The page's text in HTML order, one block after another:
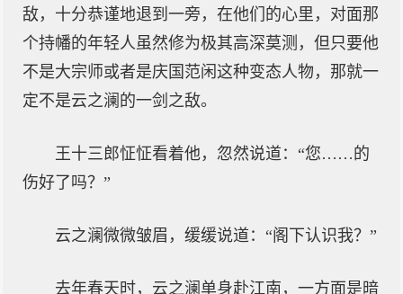
敌，十分恭谨地退到一旁，在他们的心里，对面那
个持幡的年轻人虽然修为极其高深莫测，但只要他
不是大宗师或者是庆国范闲这种变态人物，那就一
定不是云之澜的一剑之敌。
王十三郎怔怔看着他，忽然说道：“您……的
伤好了吗？”
云之澜微微皱眉，缓缓说道：“阁下认识我？”
去年春天时，云之澜单身赴江南，一方面是暗